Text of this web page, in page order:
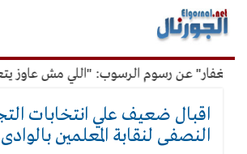
القائمة
الرئيسية
عن رسوم الرسوب: "اللي مش عاوز
اقبال ضعيف علي انتخابات
النصفى لنقابة المعلمين